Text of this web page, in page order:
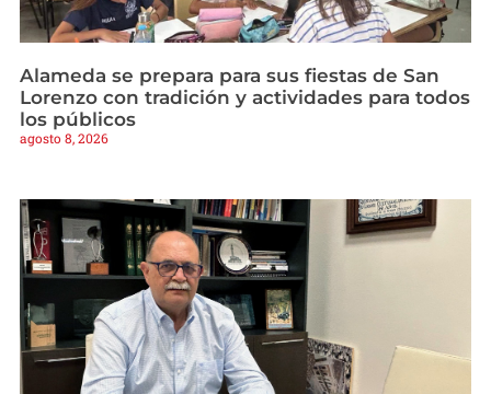
Alameda se prepara para sus fiestas de San
Lorenzo con tradición y actividades para todos
los públicos
agosto 8, 2026